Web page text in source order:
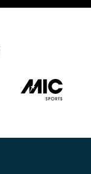
expertos en